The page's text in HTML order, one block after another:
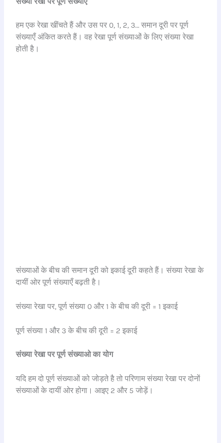
हम एक रेखा खींचते हैं और उस पर 0, 1, 2, 3… समान दूरी पर पूर्ण
संख्याएँ अंकित करते हैं। वह रेखा पूर्ण संख्याओं के लिए संख्या रेखा
होती है।
संख्याओं के बीच की समान दूरी को इकाई दूरी कहते हैं। संख्या रेखा के
दायीं ओर पूर्ण संख्याएँ बढ़ती है।
संख्या रेखा पर, पूर्ण संख्या 0 और 1 के बीच की दूरी = 1 इकाई
पूर्ण संख्या 1 और 3 के बीच की दूरी = 2 इकाई
संख्या रेखा पर पूर्ण संख्याओ का योग
यदि हम दो पूर्ण संख्याओं को जोड़ते है तो परिणाम संख्या रेखा पर दोनों
संख्याओं के दायीं ओर होगा। आइए 2 और 5 जोड़ें।